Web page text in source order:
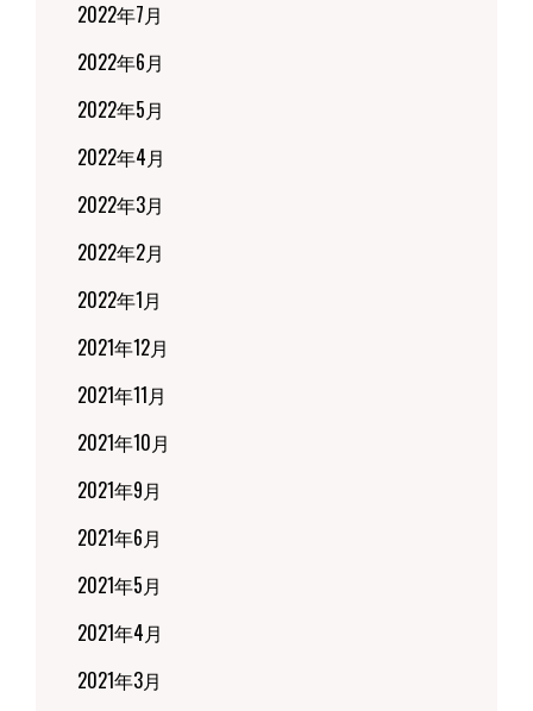
2022年7月
2022年6月
2022年5月
2022年4月
2022年3月
2022年2月
2022年1月
2021年12月
2021年11月
2021年10月
2021年9月
2021年6月
2021年5月
2021年4月
2021年3月